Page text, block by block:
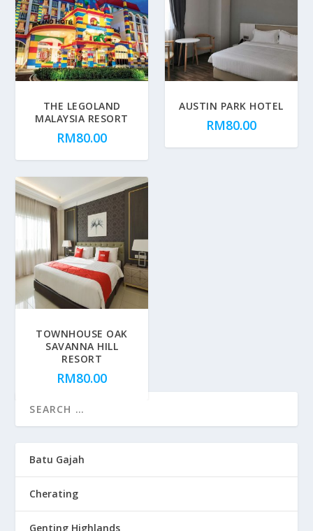
THE LEGOLAND
MALAYSIA RESORT
RM80.00
AUSTIN PARK HOTEL
RM80.00
TOWNHOUSE OAK
SAVANNA HILL
RESORT
RM80.00
Batu Gajah
Cherating
Genting Highlands